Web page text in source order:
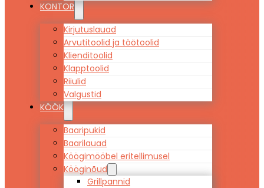
KONTOR
Kirjutuslauad
Arvutitoolid ja töötoolid
Klienditoolid
Klapptoolid
Riiulid
Valgustid
KÖÖK
Baaripukid
Baarilauad
Köögimööbel eritellimusel
Kööginõud
Grillpannid